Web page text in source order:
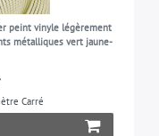
peint vinyle légèrement
métalliques vert jaune-
Carré